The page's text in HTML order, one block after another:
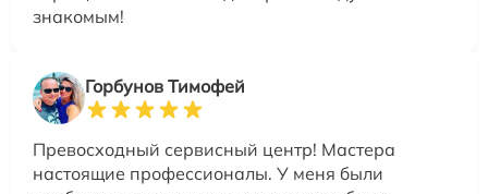
знакомым!
Горбунов Тимофей
Превосходный сервисный центр! Мастера
настоящие профессионалы. У меня были